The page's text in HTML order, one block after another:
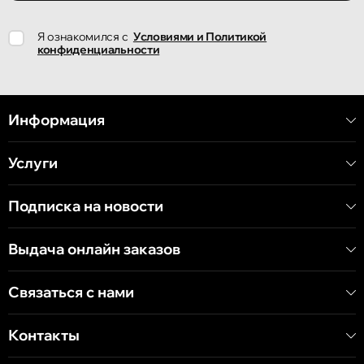
улица Ион Крянгэ, 78
Кишинёв
Хынчештское шоссе, 60/4
бульвар Дечебал, 139
Я ознакомился с Условиями и Политикой
конфиденциальности
Информация
Услуги
Подписка на новости
Выдача онлайн заказов
Связаться с нами
Контакты